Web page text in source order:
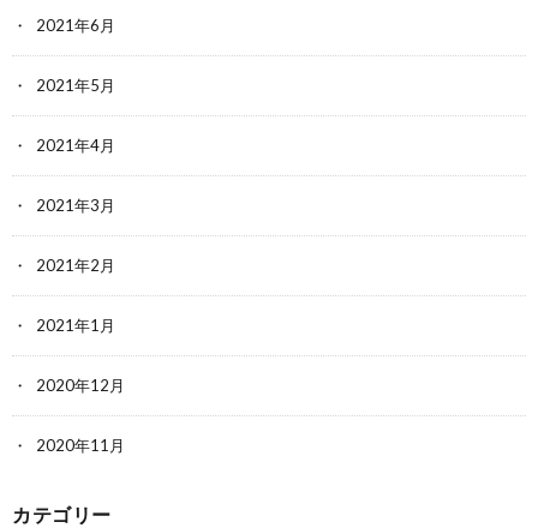
2021年6月
2021年5月
2021年4月
2021年3月
2021年2月
2021年1月
2020年12月
2020年11月
カテゴリー